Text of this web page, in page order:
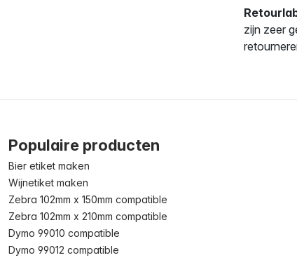
zijn zeer
Populaire producten
Bier etiket maken
Wijnetiket maken
Zebra 102mm x 150mm compatible
Zebra 102mm x 210mm compatible
Dymo 99010 compatible
Dymo 99012 compatible